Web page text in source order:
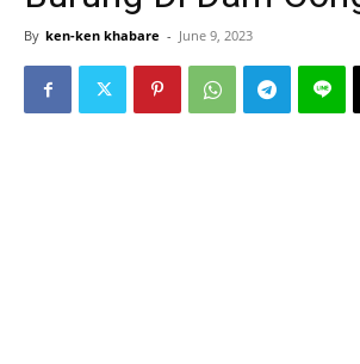
By ken-ken khabare - June 9, 2023